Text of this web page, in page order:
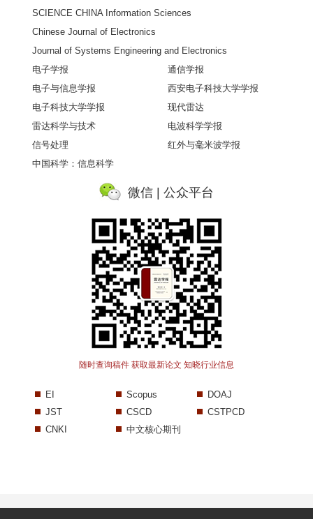
SCIENCE CHINA Information Sciences
Chinese Journal of Electronics
Journal of Systems Engineering and Electronics
电子学报
通信学报
电子与信息学报
西安电子科技大学学报
电子科技大学学报
现代雷达
雷达科学与技术
电波科学学报
信号处理
红外与毫米波学报
中国科学：信息科学
微信 | 公众平台
随时查询稿件 获取最新论文 知晓行业信息
EI Scopus
DOAJ
JST
CSCD
CSTPCD
CNKI
中文核心期刊